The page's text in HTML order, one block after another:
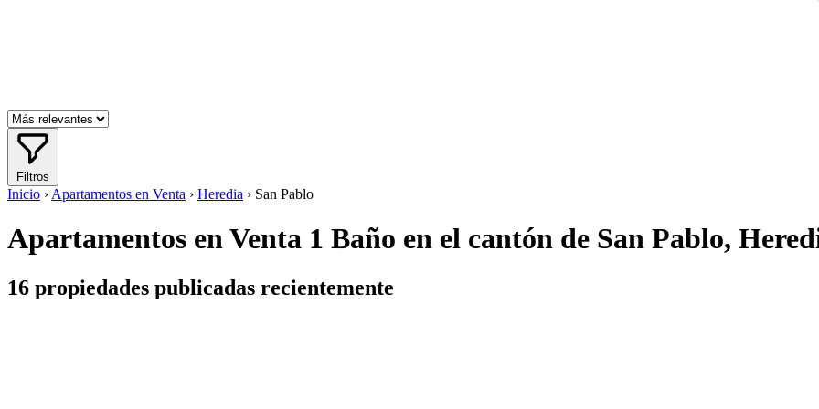
Filtros
Inicio › Apartamentos en Venta › Heredia › San Pablo
Apartamentos en Venta 1 Baño en el cantón de San Pablo,
16 propiedades publicadas recientemente